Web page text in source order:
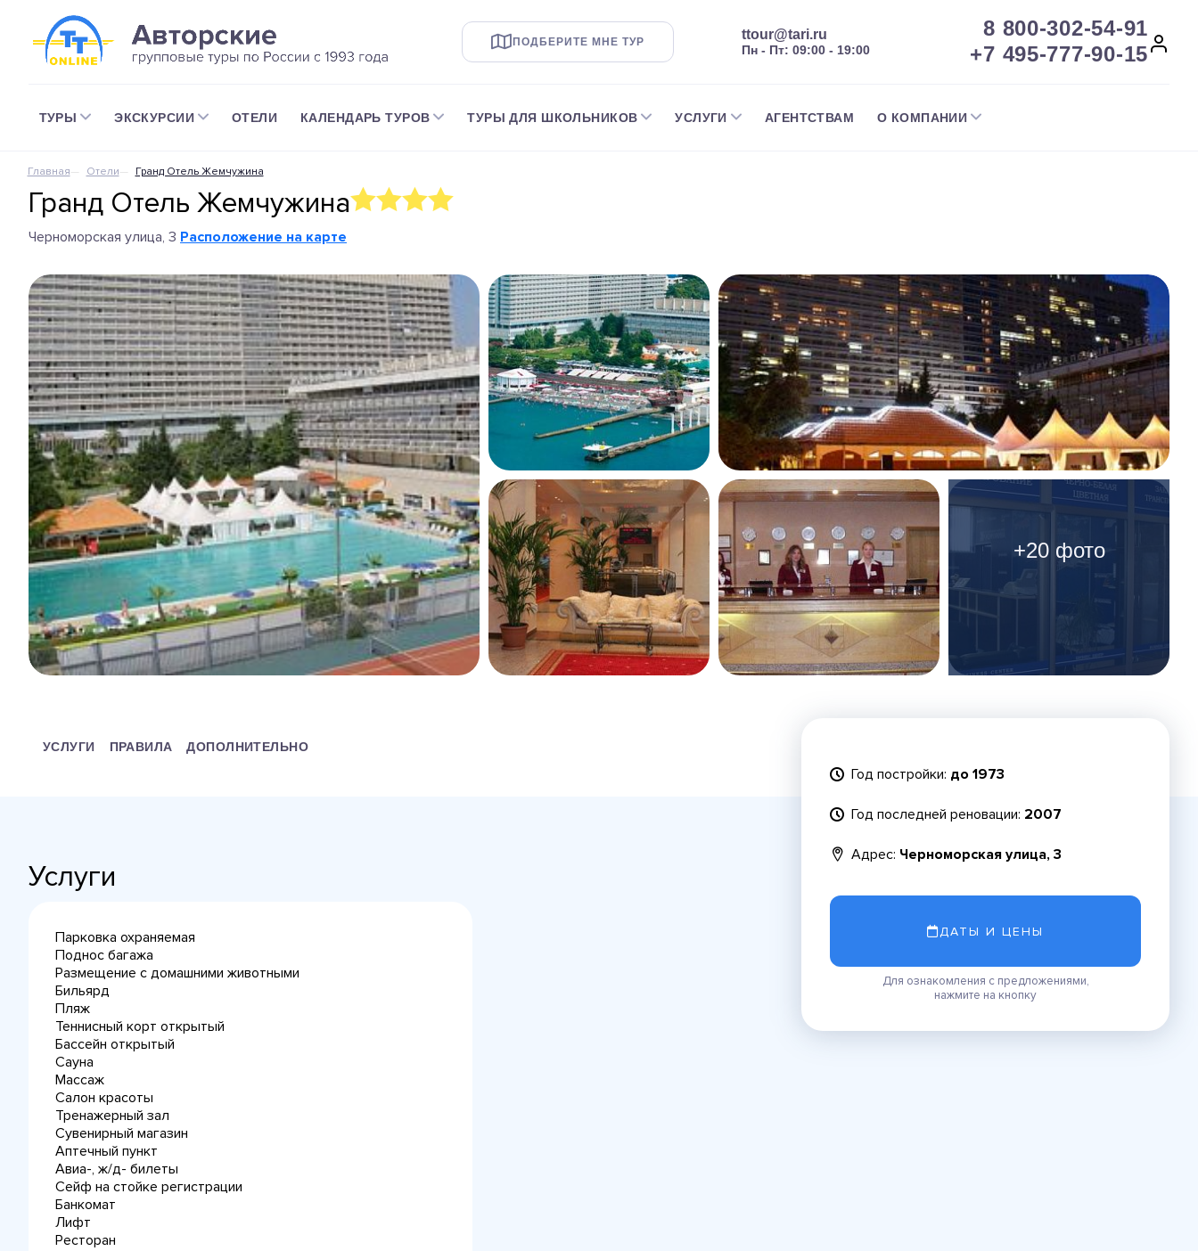
ПОДБЕРИТЕ МНЕ ТУР ttour@tari.ru
Пн - Пт: 09:00 - 19:00
8 800-302-54-91
+7 495-777-90-15
ТУРЫ ЭКСКУРСИИ ОТЕЛИ КАЛЕНДАРЬ ТУРОВ ТУРЫ ДЛЯ ШКОЛЬНИКОВ УСЛУГИ АГЕНТСТВАМ О КОМПАНИИ
Главная Отели Гранд Отель Жемчужина
Гранд Отель Жемчужина
Черноморская улица, 3 Расположение на карте
+20 фото
Год постройки: до 1973
Год последней реновации: 2007
Адрес: Черноморская улица, 3
ДАТЫ И ЦЕНЫ
Для ознакомления с предложениями,
нажмите на кнопку
УСЛУГИ ПРАВИЛА ДОПОЛНИТЕЛЬНО
Услуги
Парковка охраняемая
Поднос багажа
Размещение с домашними животными
Бильярд
Пляж
Теннисный корт открытый
Бассейн открытый
Сауна
Массаж
Салон красоты
Тренажерный зал
Сувенирный магазин
Аптечный пункт
Авиа-, ж/д- билеты
Сейф на стойке регистрации
Банкомат
Лифт
Ресторан